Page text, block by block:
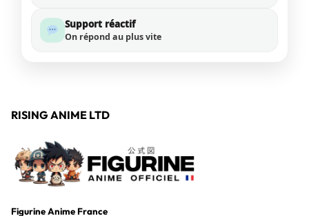
Support réactif
On répond au plus vite
RISING ANIME LTD
Figurine Anime France